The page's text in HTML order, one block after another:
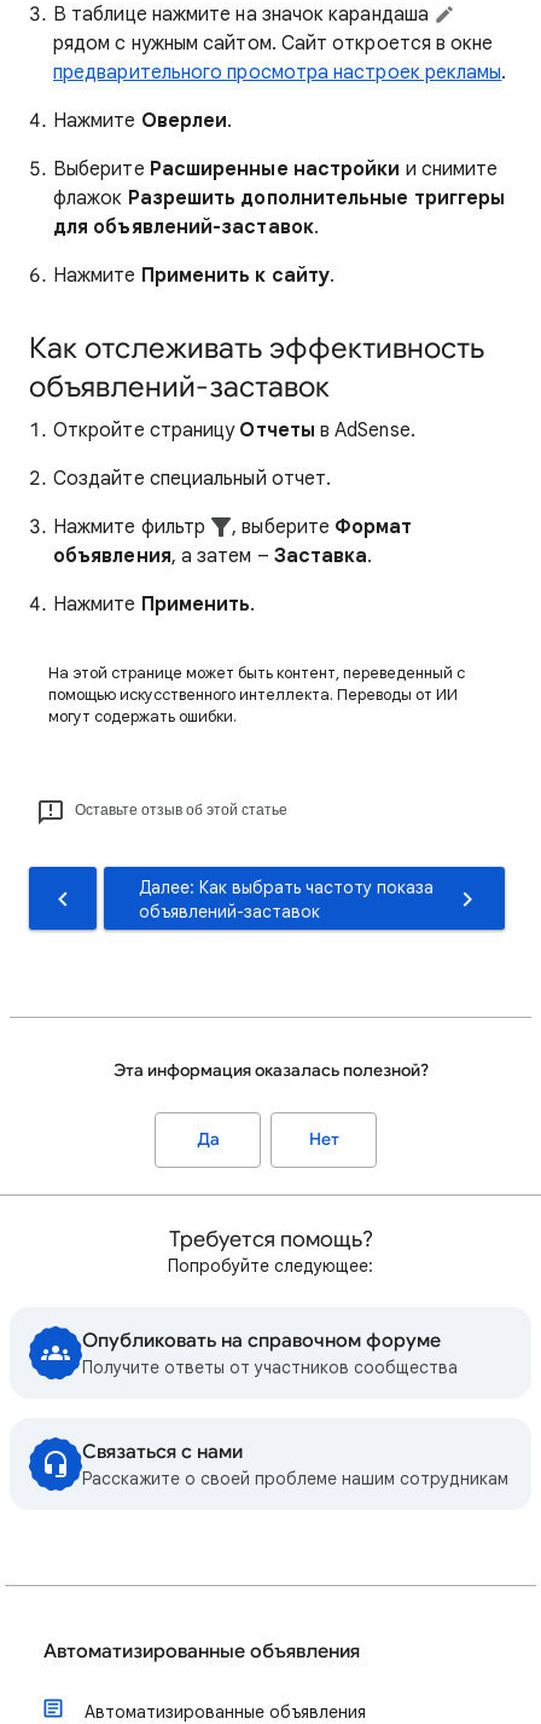
В таблице нажмите на значок карандаша
рядом с нужным сайтом. Сайт откроется в окне
предварительного просмотра настроек рекламы.
Нажмите Оверлеи.
Выберите Расширенные настройки и снимите
флажок Разрешить дополнительные триггеры
для объявлений-заставок.
Нажмите Применить к сайту.
Как отслеживать эффективность
объявлений-заставок
Откройте страницу Отчеты в AdSense.
Создайте специальный отчет.
Нажмите фильтр
, выберите Формат
объявления, а затем – Заставка.
Нажмите Применить.
На этой странице может быть контент, переведенный с
помощью искусственного интеллекта. Переводы от ИИ
могут содержать ошибки.
Оставьте отзыв об этой статье
Далее: Как выбрать частоту показа
объявлений-заставок
Эта информация оказалась полезной?
Да Нет
Требуется помощь?
Попробуйте следующее:
Опубликовать на справочном форуме
Получите ответы от участников сообщества
Связаться с нами
Расскажите о своей проблеме нашим сотрудникам
Автоматизированные объявления
Автоматизированные объявления